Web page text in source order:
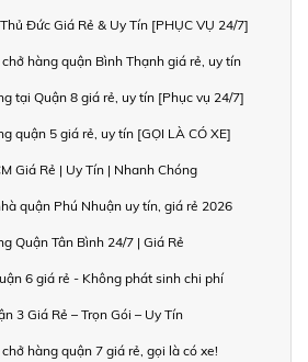
Đức Giá Rẻ & Uy Tín [PHỤC VỤ 24/7]
hàng quận Bình Thạnh giá rẻ, uy tín
tại Quận 8 giá rẻ, uy tín [Phục vụ 24/7]
quận 5 giá rẻ, uy tín [GỌI LÀ CÓ XE]
Giá Rẻ | Uy Tín | Nhanh Chóng
quận Phú Nhuận uy tín, giá rẻ 2026
Quận Tân Bình 24/7 | Giá Rẻ
6 giá rẻ - Không phát sinh chi phí
3 Giá Rẻ – Trọn Gói – Uy Tín
hàng quận 7 giá rẻ, gọi là có xe!